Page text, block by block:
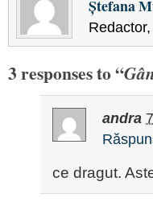
Ștefana
3 responses to “
andra
ce dragut.